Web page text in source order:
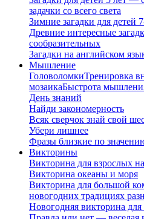
задачки со всего света
Зимние загадки для детей
Древние интересные
сообразительных
Загадки на английском
Мышление
ГоловоломкиТренировка
мозаикаБыстрота
День знаний
Найди закономерность
Всяк сверчок знай свой
Убери лишнее
Фразы близкие по
Викторины
Викторина для взрослых
Викторина океаны и моря
Викторина для большой
новогодних традициях
Новогодняя викторина для